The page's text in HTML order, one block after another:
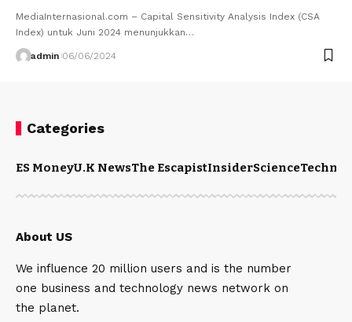
MediaInternasional.com – Capital Sensitivity Analysis Index (CSA
Index) untuk Juni 2024 menunjukkan…
admin 06/06/2024
Categories
ES MoneyU.K NewsThe EscapistInsiderScience
About US
We influence 20 million users and is the number
one business and technology news network on
the planet.